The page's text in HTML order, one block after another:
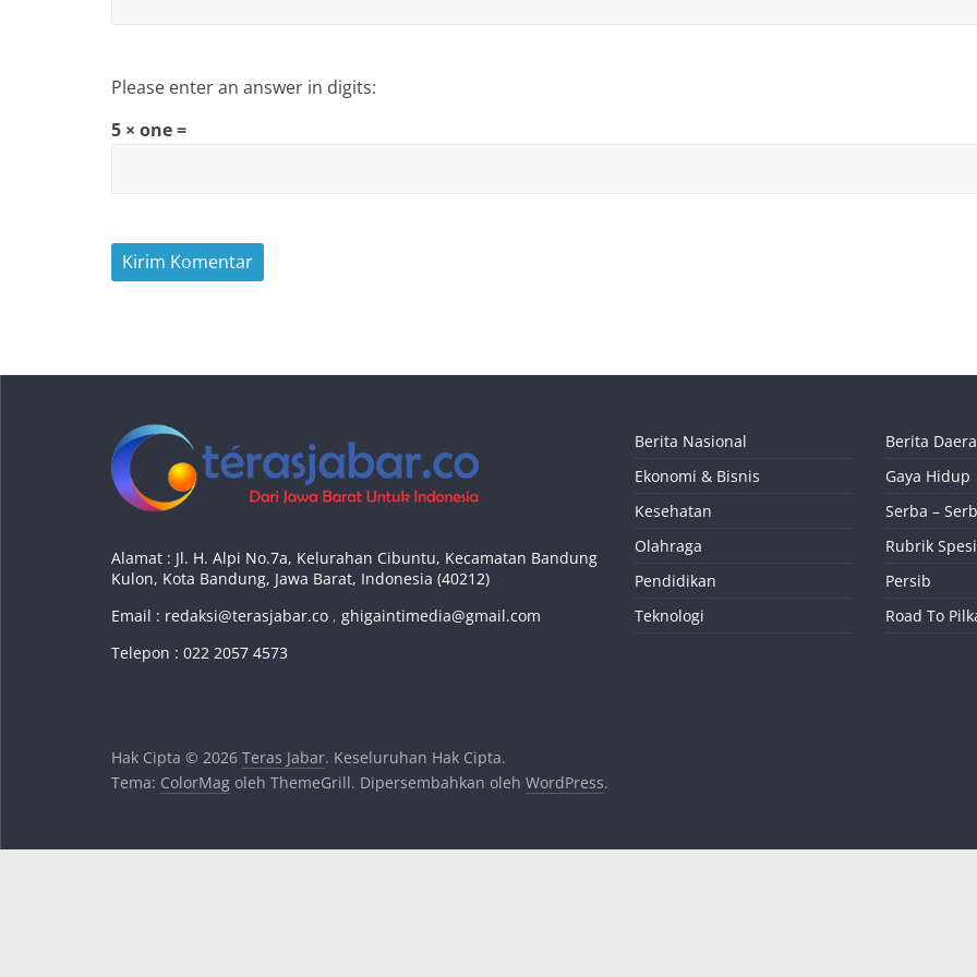
Please enter an answer in digits:
5 × one =
Alamat : Jl. H. Alpi No.7a, Kelurahan Cibuntu, Kecamatan Bandung
Kulon, Kota Bandung, Jawa Barat, Indonesia (40212)
Email : redaksi@terasjabar.co , ghigaintimedia@gmail.com
Telepon : 022 2057 4573
Berita Nasional
Ekonomi & Bisnis
Kesehatan
Olahraga
Pendidikan
Teknologi
Berita
Gaya Hidup
Serba –
Rubrik
Persib
Road To
Hak Cipta © 2026 Teras Jabar. Keseluruhan Hak Cipta.
Tema: ColorMag oleh ThemeGrill. Dipersembahkan oleh WordPress.